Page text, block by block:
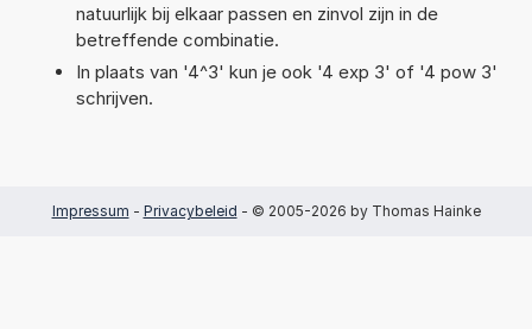
natuurlijk bij elkaar passen en zinvol zijn in de
betreffende combinatie.
In plaats van '4^3' kun je ook '4 exp 3' of '4 pow 3'
schrijven.
Impressum - Privacybeleid - © 2005-2026 by Thomas Hainke